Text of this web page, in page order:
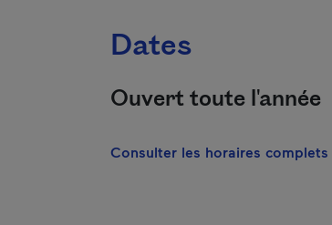
Dates
Ouvert toute l'année
Consulter les horaires complets